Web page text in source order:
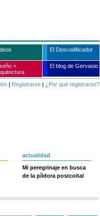
El Descodificador
+
El blog de Gervasio
| Registrarse | ¿Por qué registrarse?
actualidad
Mi peregrinaje en busca
de la píldora postcoital